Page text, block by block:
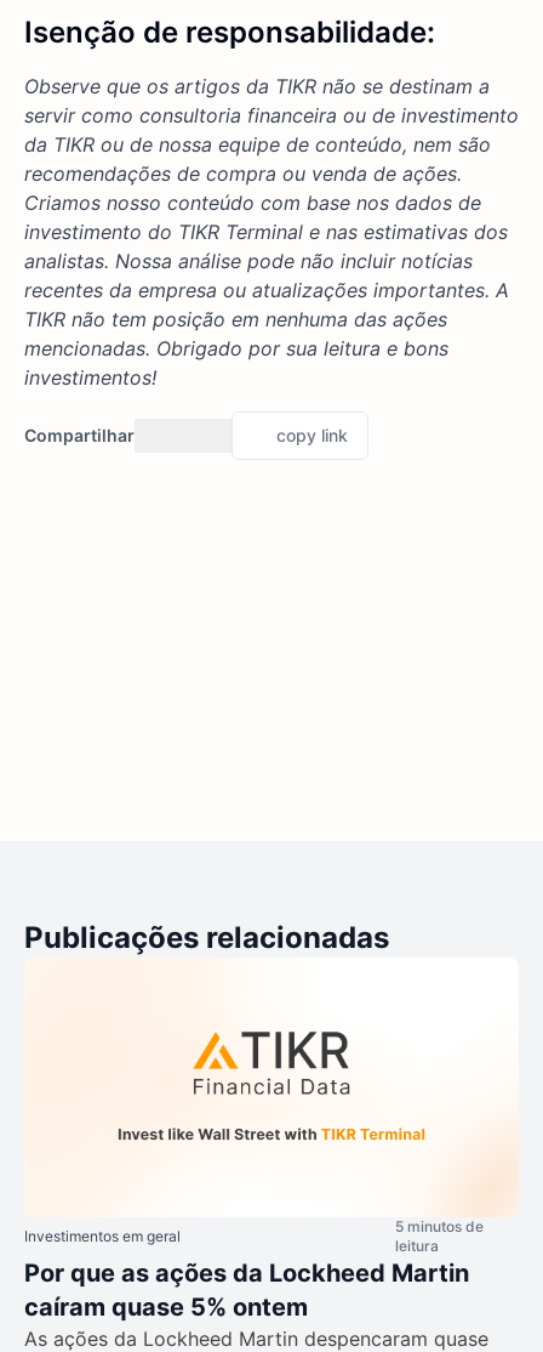
Isenção de responsabilidade:
Observe que os artigos da TIKR não se destinam a
servir como consultoria financeira ou de investimento
da TIKR ou de nossa equipe de conteúdo, nem são
recomendações de compra ou venda de ações.
Criamos nosso conteúdo com base nos dados de
investimento do TIKR Terminal e nas estimativas dos
analistas. Nossa análise pode não incluir notícias
recentes da empresa ou atualizações importantes. A
TIKR não tem posição em nenhuma das ações
mencionadas. Obrigado por sua leitura e bons
investimentos!
Compartilhar copy link
Publicações relacionadas
Investimentos em geral
5 minutos de
leitura
Por que as ações da Lockheed Martin
caíram quase 5% ontem
As ações da Lockheed Martin despencaram quase